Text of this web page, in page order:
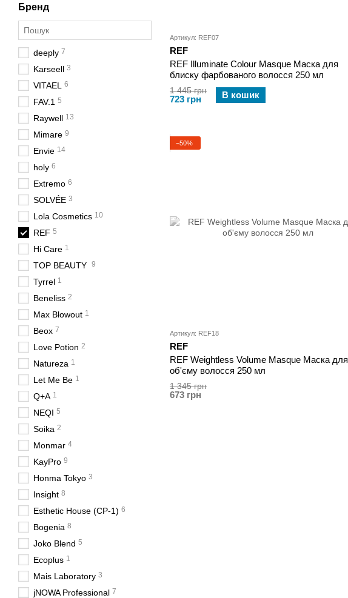
Артикул: REF07
REF
REF Illuminate Colour Masque Маска для
блиску фарбованого волосся 250 мл
1 445 грн
723 грн В кошик
−50%
Артикул: REF18
REF
REF Weightless Volume Masque Маска для
об'єму волосся 250 мл
1 345 грн
673 грн
Бренд
deeply 7
Karseell 3
VITAEL 6
FAV.1 5
Raywell 13
Mimare 9
Envie 14
holy 6
Extremo 6
SOLVÉE 3
Lola Cosmetics 10
REF 5
Hi Care 1
TOP BEAUTY 9
Tyrrel 1
Beneliss 2
Max Blowout 1
Beox 7
Love Potion 2
Natureza 1
Let Me Be 1
Q+A 1
NEQI 5
Soika 2
Monmar 4
KayPro 9
Honma Tokyo 3
Insight 8
Esthetic House (CP-1) 6
Bogenia 8
Joko Blend 5
Ecoplus 1
Mais Laboratory 3
jNOWA Professional 7